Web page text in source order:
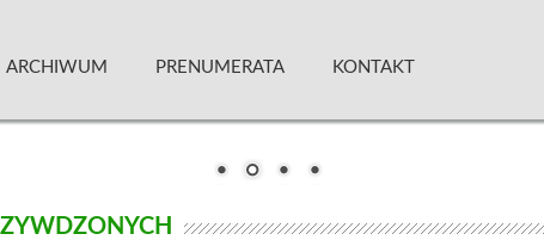
ARCHIWUM PRENUMERATA KONTAKT